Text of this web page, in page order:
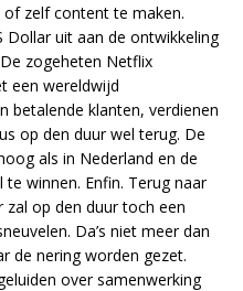
zelf content te maken.
uit aan de ontwikkeling
zogeheten Netflix
een wereldwijd
betalende klanten, verdienen
op den duur wel terug. De
als in Nederland en de
winnen. Enfin. Terug naar
zal op den duur toch een
Da’s niet meer dan
de nering worden gezet.
over samenwerking